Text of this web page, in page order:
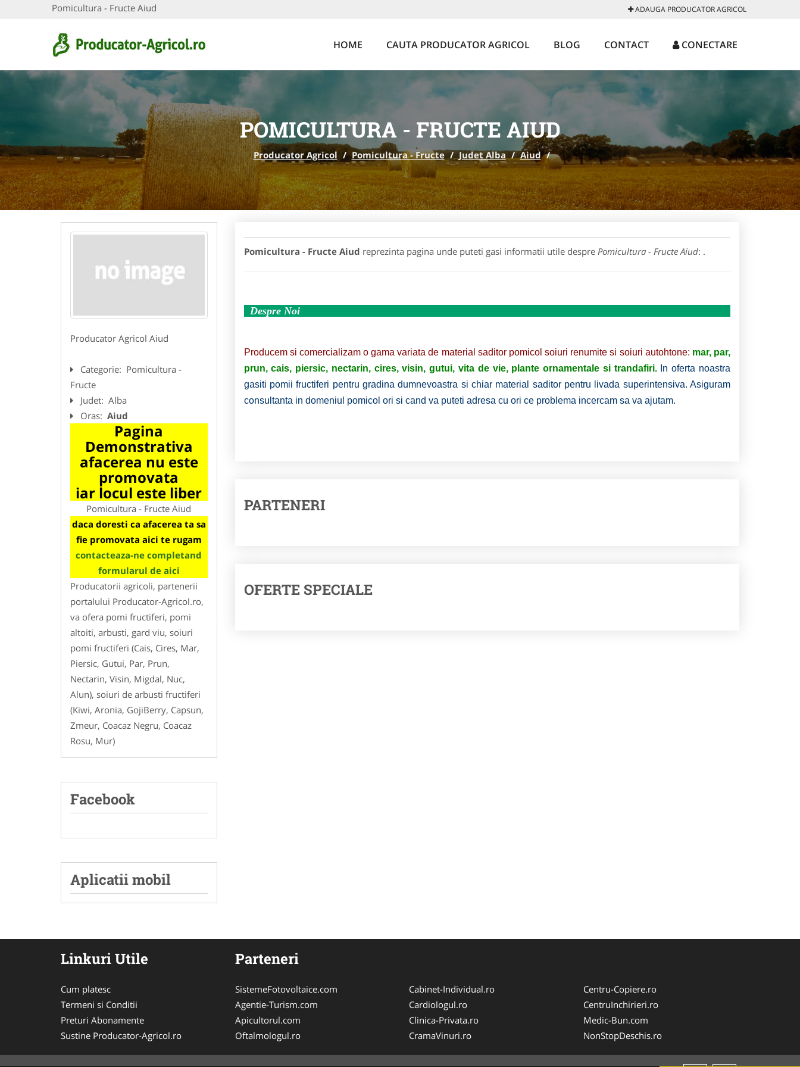
Pomicultura - Fructe Aiud ADAUGA PRODUCATOR AGRICOL
HOME CAUTA PRODUCATOR AGRICOL BLOG CONTACT CONECTARE
POMICULTURA - FRUCTE AIUD
Producator Agricol / Pomicultura - Fructe / Judet Alba / Aiud /
Producator Agricol Aiud
Categorie: Pomicultura -
Fructe
Judet: Alba
Oras: Aiud
Pagina
Demonstrativa
afacerea nu este
promovata
iar locul este liber
Pomicultura - Fructe Aiud
daca doresti ca afacerea ta sa
fie promovata aici te rugam
contacteaza-ne completand
formularul de aici
Producatorii agricoli, partenerii
portalului Producator-Agricol.ro,
va ofera pomi fructiferi, pomi
altoiti, arbusti, gard viu, soiuri
pomi fructiferi (Cais, Cires, Mar,
Piersic, Gutui, Par, Prun,
Nectarin, Visin, Migdal, Nuc,
Alun), soiuri de arbusti fructiferi
(Kiwi, Aronia, GojiBerry, Capsun,
Zmeur, Coacaz Negru, Coacaz
Rosu, Mur)
Facebook
Aplicatii mobil
Pomicultura - Fructe Aiud reprezinta pagina unde puteti gasi informatii utile despre Pomicultura - Fructe Aiud: .
Despre Noi
Producem si comercializam o gama variata de material saditor pomicol soiuri renumite si soiuri autohtone: mar, par,
prun, cais, piersic, nectarin, cires, visin, gutui, vita de vie, plante ornamentale si trandafiri.
In oferta noastra
gasiti pomii fructiferi pentru gradina dumnevoastra si chiar material saditor pentru livada superintensiva. Asiguram
consultanta in domeniul pomicol ori si cand va puteti adresa cu ori ce problema incercam sa va ajutam.
PARTENERI
OFERTE SPECIALE
Linkuri Utile
Cum platesc
Termeni si Conditii
Preturi Abonamente
Sustine Producator-Agricol.ro
Parteneri
SistemeFotovoltaice.com
Agentie-Turism.com
Apicultorul.com
Oftalmologul.ro
Cabinet-Individual.ro
Cardiologul.ro
Clinica-Privata.ro
CramaVinuri.ro
Centru-Copiere.ro
CentruInchirieri.ro
Medic-Bun.com
NonStopDeschis.ro